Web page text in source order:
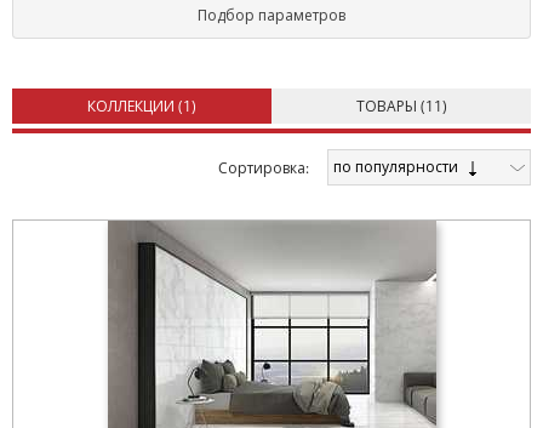
Подбор параметров
КОЛЛЕКЦИИ (1) ТОВАРЫ (11)
Cортировка: по популярности